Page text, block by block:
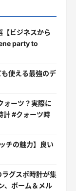
【ビジネスから
party to
も使える最強のデ
ォーツ？実際に
#クォーツ時
チの魅力】良い
グスポ時計が集
、ボーム＆メル